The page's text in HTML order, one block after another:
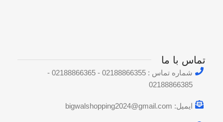
تماس با ما
شماره تماس : 02188866355 - 02188866365 -
02188866385
ایمیل: bigwalshopping2024@gmail.com